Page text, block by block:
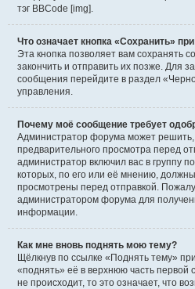
тэг BBCode [img].
Что означает кнопка «Сохранить»
Эта кнопка позволяет вам сохранять
закончить и отправить их позже. Для
сообщения перейдите в раздел
управления.
Почему моё сообщение требует
Администратор форума может
предварительного просмотра перед
администратор включил вас в группу
которых, по его или её мнению,
просмотрены перед отправкой.
администратором форума для
информации.
Как мне вновь поднять мою тему?
Щёлкнув по ссылке «Поднять тему»
«поднять» её в верхнюю часть первой
не происходит, то это означает, что